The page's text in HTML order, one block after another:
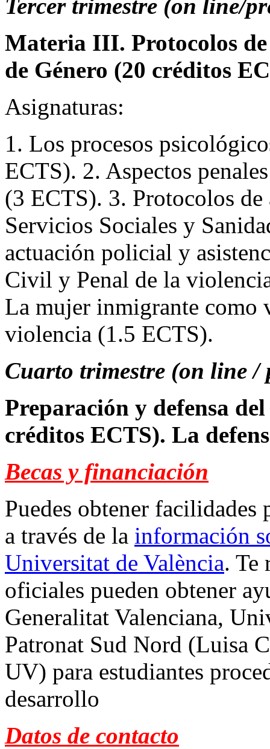
Tercer trimestre (on line/
Materia III. Protocolos
de Género (20 créditos
Asignaturas:
1. Los procesos
ECTS). 2. Aspectos
(3 ECTS). 3. Protocolos
Servicios Sociales y
actuación policial y
Civil y Penal de la
La mujer inmigrante
violencia (1.5 ECTS).
Cuarto trimestre (on line /
Preparación y defensa
créditos ECTS). La
Becas y financiación
Puedes obtener
a través de la información
Universitat de València. Te
oficiales pueden obtener
Generalitat Valenciana,
Patronat Sud Nord (Luisa
UV) para estudiantes
desarrollo
Datos de contacto